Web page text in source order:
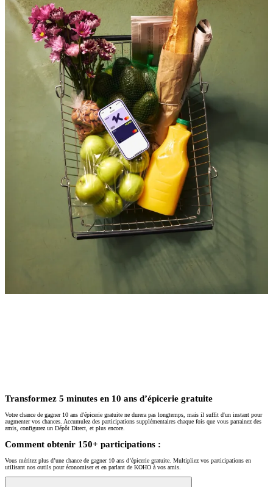
Transformez 5 minutes en 10 ans d’épicerie gratuite
Votre chance de gagner 10 ans d'épicerie gratuite ne durera pas longtemps, mais il suffit d'un instant pour
augmenter vos chances. Accumulez des participations supplémentaires chaque fois que vous parrainez des
amis, configurez un Dépôt Direct, et plus encore.
Comment obtenir 150+ participations :
Vous méritez plus d’une chance de gagner 10 ans d’épicerie gratuite. Multipliez vos participations en
utilisant nos outils pour économiser et en parlant de KOHO à vos amis.